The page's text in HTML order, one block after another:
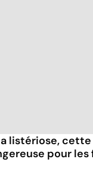
listériose,
pour les